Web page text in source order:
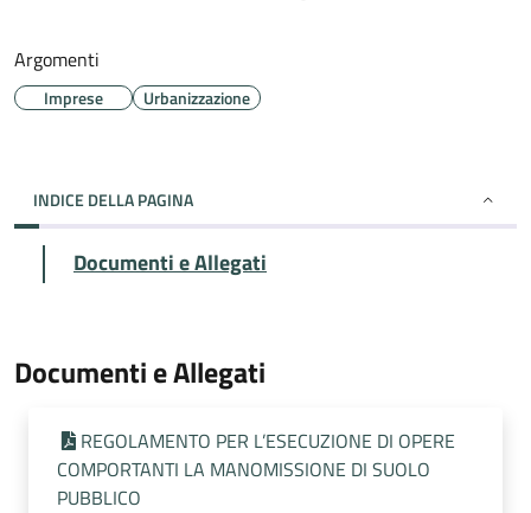
Argomenti
Imprese Urbanizzazione
INDICE DELLA PAGINA
Documenti e Allegati
Documenti e Allegati
REGOLAMENTO PER L’ESECUZIONE DI OPERE
COMPORTANTI LA MANOMISSIONE DI SUOLO
PUBBLICO